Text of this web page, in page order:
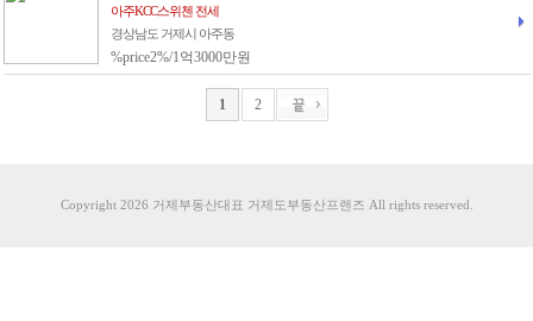
아주KCC스위첸 전세
경상남도 거제시 아주동
%price2%/1억3000만원
1 2
Copyright 2026 거제부동산대표 거제도부동산프렌즈 All rights reserved.